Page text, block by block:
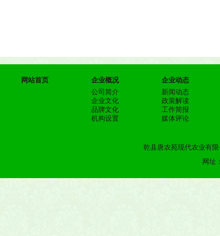
网站首页 企业概况
企业动态
公司简介
企业文化
品牌文化
机构设置
新闻动态
政策解读
工作简报
媒体评论
乾县唐农苑现代农业有
网址